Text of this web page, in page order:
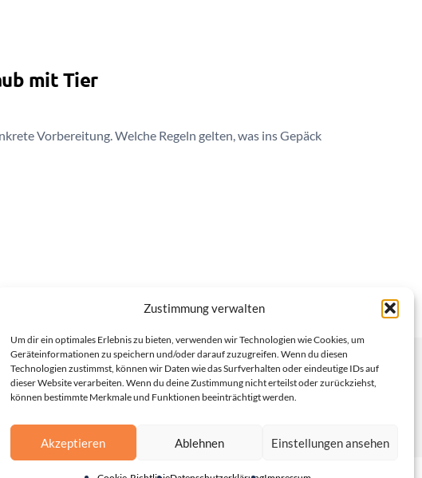
Zustimmung verwalten
Um dir ein optimales Erlebnis zu bieten, verwenden wir Technologien wie Cookies, um
Geräteinformationen zu speichern und/oder darauf zuzugreifen. Wenn du diesen
Technologien zustimmst, können wir Daten wie das Surfverhalten oder eindeutige IDs auf
dieser Website verarbeiten. Wenn du deine Zustimmung nicht erteilst oder zurückziehst,
können bestimmte Merkmale und Funktionen beeinträchtigt werden.
Akzeptieren Ablehnen Einstellungen ansehen
mit Tier
Vorbereitung. Welche Regeln gelten, was ins Gepäck